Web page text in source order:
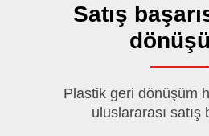
Satış
Plastik geri dönüşüm
uluslararası satış